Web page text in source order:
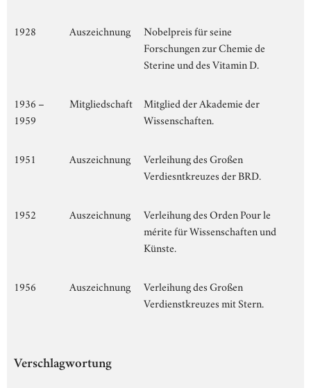
1928 Auszeichnung
Nobelpreis für seine
Forschungen zur Chemie de
Sterine und des Vitamin D.
1936 –
1959
Mitgliedschaft
Mitglied der Akademie der
Wissenschaften.
1951 Auszeichnung
Verleihung des Großen
Verdiesntkreuzes der BRD.
1952 Auszeichnung
Verleihung des Orden Pour le
mérite für Wissenschaften und
Künste.
1956 Auszeichnung
Verleihung des Großen
Verdienstkreuzes mit Stern.
Verschlagwortung